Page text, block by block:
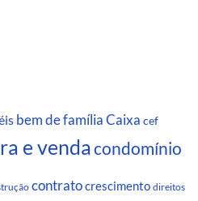
bem de família Caixa cef
e vendacondomínio
contratocrescimento direitos